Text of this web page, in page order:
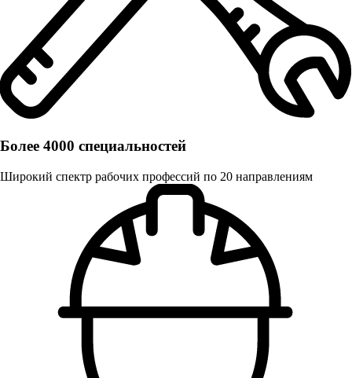
Более 4000 специальностей
Широкий спектр рабочих профессий по 20 направлениям